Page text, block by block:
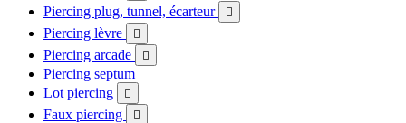
Piercing plug, tunnel, écarteur 
Piercing lèvre 
Piercing arcade 
Piercing septum
Lot piercing

Faux piercing 